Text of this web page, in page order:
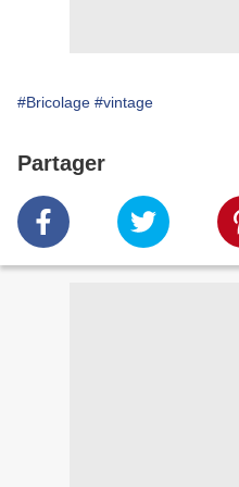
#Bricolage #vintage
Partager